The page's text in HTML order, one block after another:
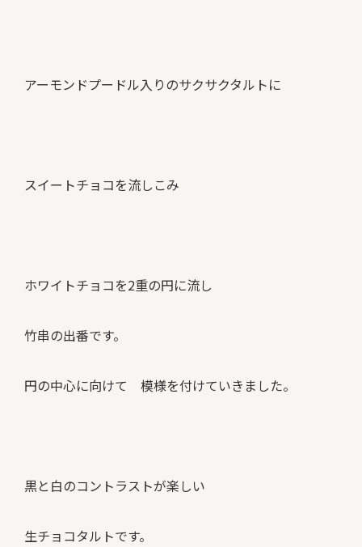
アーモンドプードル入りのサクサクタルトに
スイートチョコを流しこみ
ホワイトチョコを2重の円に流し
竹串の出番です。
円の中心に向けて 模様を付けていきました。
黒と白のコントラストが楽しい
生チョコタルトです。